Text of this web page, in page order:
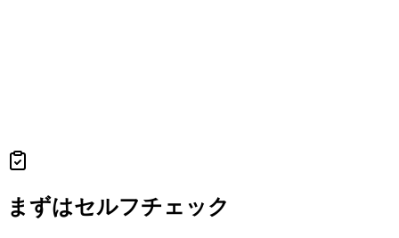
まずはセルフチェック